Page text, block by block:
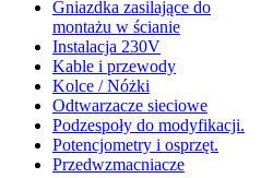
Gniazdka zasilające do
montażu w ścianie
Instalacja 230V
Kable i przewody
Kolce / Nóżki
Odtwarzacze sieciowe
Podzespoły do modyfikacji.
Potencjometry i osprzęt.
Przedwzmacniacze